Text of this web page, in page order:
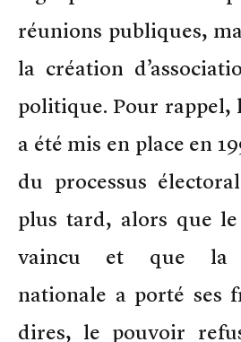
réunions publiques,
la création
politique. Pour rappel,
a été mis en place en
du processus
plus tard, alors que
vaincu et que la
nationale a porté ses
dires, le pouvoir